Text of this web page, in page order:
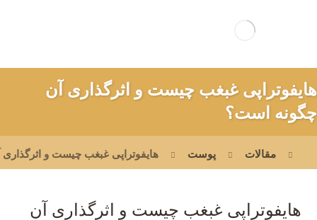
هایفوتراپی غبغب چیست و اثرگذاری آن
چگونه است؟
مقالات پوست هایفوتراپی غبغب چیست و
هایفوتراپی غبغب چیست و اثرگذاری آن